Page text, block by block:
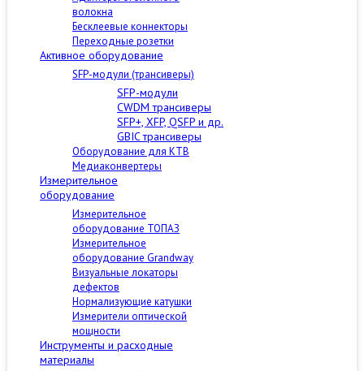
волокна
Бесклеевые коннекторы
Переходные розетки
Активное оборудование
SFP-модули (трансиверы)
SFP-модули
CWDM трансиверы
SFP+, XFP, QSFP и др.
GBIC трансиверы
Оборудование для КТВ
Медиаконвертеры
Измерительное
оборудование
Измерительное
оборудование ТОПАЗ
Измерительное
оборудование Grandway
Визуальные локаторы
дефектов
Нормализующие катушки
Измерители оптической
мощности
Инструменты и расходные
материалы